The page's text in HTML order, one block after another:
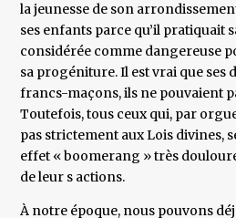
la jeunesse de son
ses enfants parce qu’il pratiquait
considérée comme dangereuse
sa progéniture. Il est vrai que ses
francs-maçons, ils ne pouvaient
Toutefois, tous ceux qui, par
pas strictement aux Lois divines,
effet « boomerang » très
de leur s actions.
À notre époque, nous pouvons